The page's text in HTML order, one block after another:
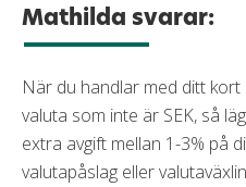
Mathilda svarar:
När du handlar med ditt kort
valuta som inte är SEK, så
extra avgift mellan 1-3% på
valutapåslag eller